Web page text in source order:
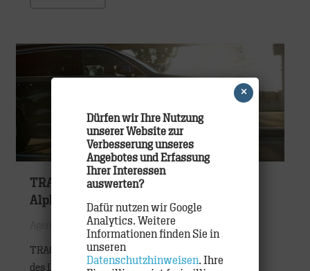
TRACK realisiert neuen Imagefilm für
Alphabet International
Etats,Work
TRACK, seit 2019 die internationale Lead-Agentur
des Leasing- und Mobilitätsanbieters Alphabet …
Dürfen wir Ihre Nutzung
unserer Website zur
Verbesserung unseres
Angebotes und Erfassung
Ihrer Interessen
auswerten?
Dafür nutzen wir Google
Analytics. Weitere
Informationen finden Sie in
unseren
Datenschutzhinweisen. Ihre
×